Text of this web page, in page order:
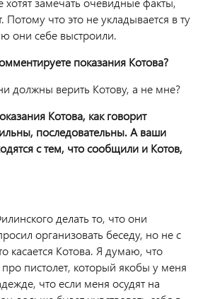
Потому что это не укладывается в ту
они себе выстроили.
показания Котова?
должны верить Котову, а не мне?
Котова, как говорит
последовательны. А ваши
с тем, что сообщили и Котов,
делать то, что они
организовать беседу, но не с
касается Котова. Я думаю, что
пистолет, который якобы у меня
что если меня осудят на